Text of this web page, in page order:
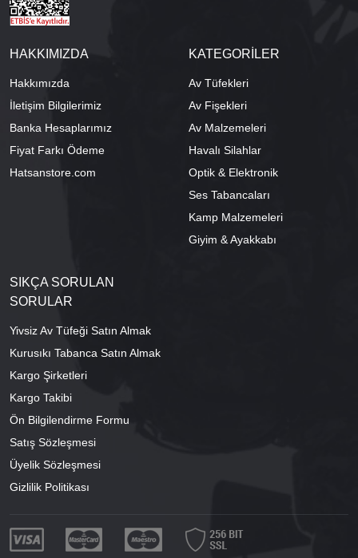
HAKKIMIZDA
Hakkımızda
İletişim Bilgilerimiz
Banka Hesaplarımız
Fiyat Farkı Ödeme
Hatsanstore.com
KATEGORİLER
Av Tüfekleri
Av Fişekleri
Av Malzemeleri
Havalı Silahlar
Optik & Elektronik
Ses Tabancaları
Kamp Malzemeleri
Giyim & Ayakkabı
SIKÇA SORULAN
SORULAR
Yivsiz Av Tüfeği Satın Almak
Kurusıkı Tabanca Satın Almak
Kargo Şirketleri
Kargo Takibi
Ön Bilgilendirme Formu
Satış Sözleşmesi
Üyelik Sözleşmesi
Gizlilik Politikası